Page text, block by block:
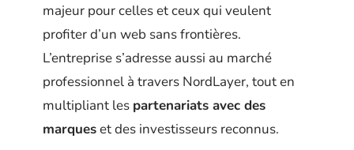
majeur pour celles et ceux qui veulent
profiter d’un web sans frontières.
L’entreprise s’adresse aussi au marché
professionnel à travers NordLayer, tout en
multipliant les partenariats avec des
marqueset des investisseurs reconnus.